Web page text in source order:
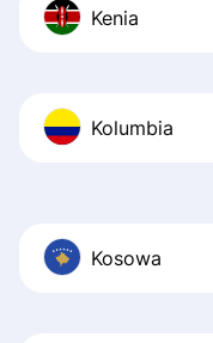
Kenia
Kolumbia
Kosowa